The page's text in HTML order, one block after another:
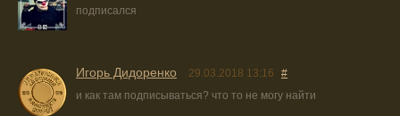
подписался
Игорь Дидоренко 29.03.2018 13:16
#
и как там подписываться? что то не могу найти